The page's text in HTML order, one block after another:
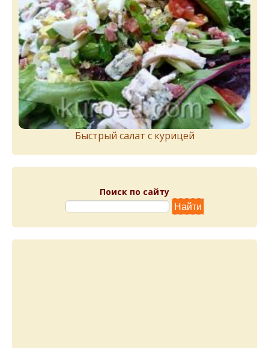
Быстрый салат с курицей
Поиск по сайту